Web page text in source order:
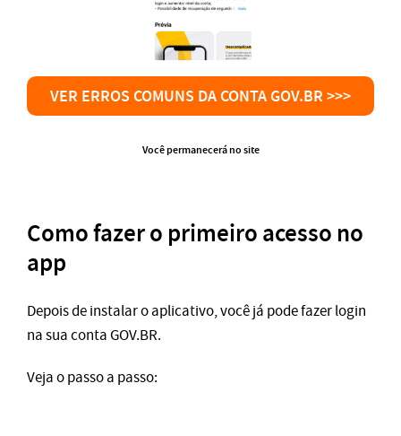
VER ERROS COMUNS DA CONTA GOV.BR >>>
Você permanecerá no site
Como fazer o primeiro acesso no
app
Depois de instalar o aplicativo, você já pode fazer login
na sua conta GOV.BR.
Veja o passo a passo: